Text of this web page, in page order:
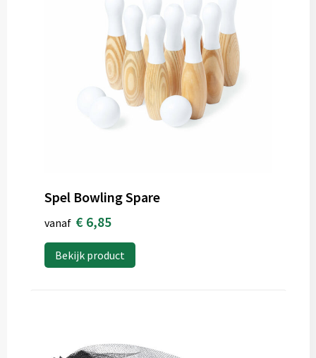
Spel Bowling Spare
vanaf € 6,85
Bekijk product